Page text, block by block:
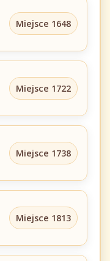
Miejsce 1648
Miejsce 1722
Miejsce 1738
Miejsce 1813